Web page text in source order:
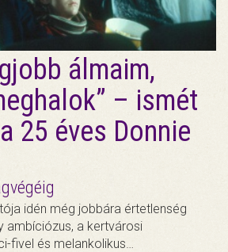
álmaim,
– ismét
25 éves Donnie
idén még jobbára értetlenség
ambíciózus, a kertvárosi
fivel és melankolikus…